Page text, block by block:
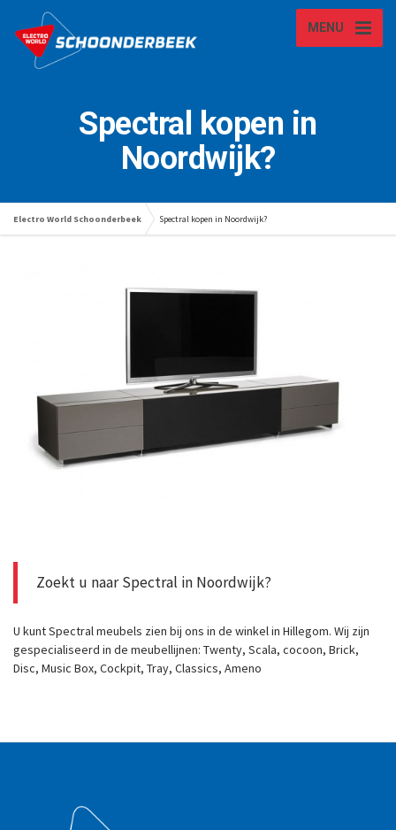
MENU
Spectral kopen in
Noordwijk?
Electro World Schoonderbeek Spectral kopen in Noordwijk?
Zoekt u naar Spectral in Noordwijk?
U kunt Spectral meubels zien bij ons in de winkel in Hillegom. Wij zijn
gespecialiseerd in de meubellijnen: Twenty, Scala, cocoon, Brick,
Disc, Music Box, Cockpit, Tray, Classics, Ameno